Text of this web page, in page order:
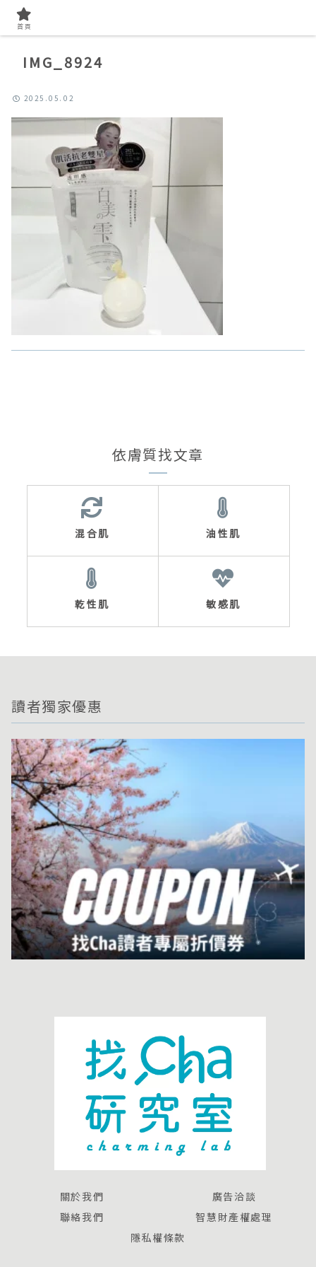
IMG_8924
2025.05.02
依膚質找文章
混合肌 油性肌
乾性肌 敏感肌
讀者獨家優惠
關於我們
廣告洽談
聯絡我們
智慧財產權處理
隱私權條款
首頁